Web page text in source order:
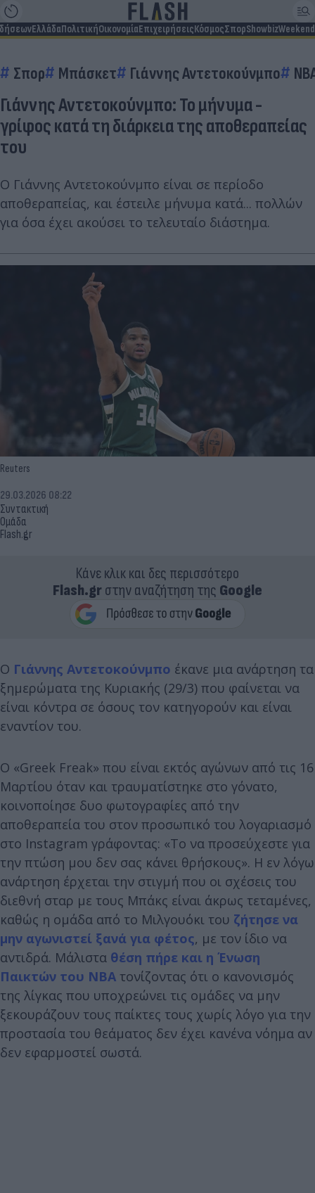
ΕλλάδαΠολιτικήΟικονομίαΕπιχειρήσειςΚόσμοςΣπορShowbizWeekend
Σπορ Μπάσκετ Γιάννης Αντετοκούνμπο
Γιάννης Αντετοκούνμπο: Το μήνυμα -
γρίφος κατά τη διάρκεια της αποθεραπείας
του
Ο Γιάννης Αντετοκούνμπο είναι σε περίοδο
αποθεραπείας, και έστειλε μήνυμα κατά... πολλών
για όσα έχει ακούσει το τελευταίο διάστημα.
Reuters
Συντακτική
Ομάδα
Flash.gr
29.03.2026 08:22
Κάνε κλικ και δες περισσότερο
Flash.grστην αναζήτηση της Google
Ο Γιάννης Αντετοκούνμπο έκανε μια ανάρτηση τα
ξημερώματα της Κυριακής (29/3) που φαίνεται να
είναι κόντρα σε όσους τον κατηγορούν και είναι
εναντίον του.
Ο «Greek Freak» που είναι εκτός αγώνων από τις 16
Μαρτίου όταν και τραυματίστηκε στο γόνατο,
κοινοποίησε δυο φωτογραφίες από την
αποθεραπεία του στον προσωπικό του λογαριασμό
στο Instagram γράφοντας: «Το να προσεύχεστε για
την πτώση μου δεν σας κάνει θρήσκους». Η εν λόγω
ανάρτηση έρχεται την στιγμή που οι σχέσεις του
διεθνή σταρ με τους Μπάκς είναι άκρως τεταμένες,
καθώς η ομάδα από το Μιλγουόκι του ζήτησε να
μην αγωνιστεί ξανά για φέτος, με τον ίδιο να
αντιδρά. Μάλιστα θέση πήρε και η Ένωση
Παικτών του NBA τονίζοντας ότι ο κανονισμός
της λίγκας που υποχρεώνει τις ομάδες να μην
ξεκουράζουν τους παίκτες τους χωρίς λόγο για την
προστασία του θεάματος δεν έχει κανένα νόημα αν
δεν εφαρμοστεί σωστά.